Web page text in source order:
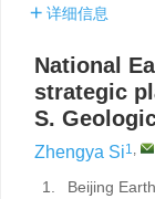
详细信息
National
strategic
S.
Zhengya Si1,
1.
Beijing